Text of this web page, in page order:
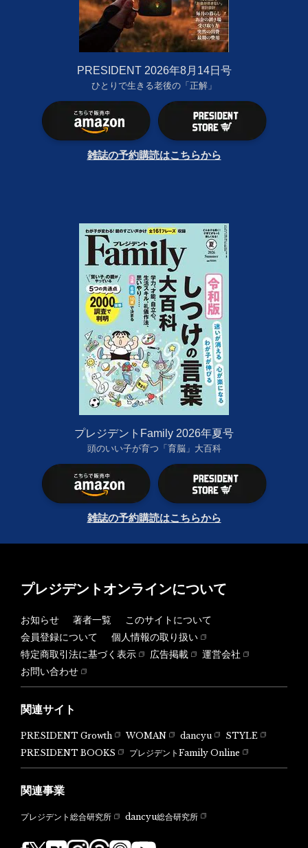
PRESIDENT 2026年8月14日号
ひとりで生きる老後の「正解」
雑誌の予約購読はこちらから
プレジデントFamily 2026年夏号
頭のいい子が育つ「育脳」大百科
雑誌の予約購読はこちらから
プレジデントオンラインについて
お知らせ 著者一覧
このサイトについて
会員登録について
個人情報の取り扱い
特定商取引法に基づく表示
広告掲載
運営会社
お問い合わせ
関連サイト
PRESIDENT Growth WOMAN dancyu
STYLE
PRESIDENT BOOKS
プレジデントFamily Online
関連事業
プレジデント総合研究所 dancyu総合研究所